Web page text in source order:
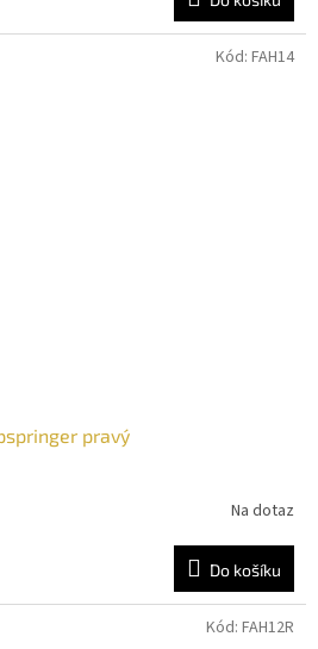
pravý
Na dotaz
Do košíku
Kód: FAH14
Kód: FAH12R